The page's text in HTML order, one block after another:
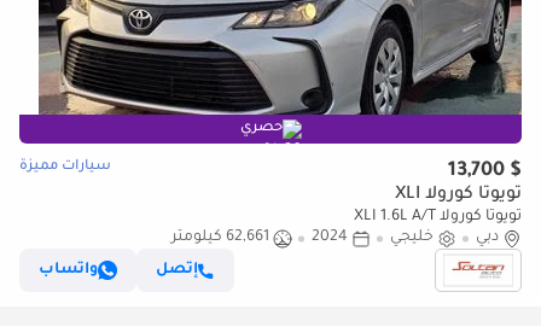
حصري
$ 13,700 سيارات مميزة
تويوتا كورولا XLI
تويوتا كورولا XLI 1.6L A/T
دبي
خليجي 2024
62,661 كيلومتر
إتصل
واتساب